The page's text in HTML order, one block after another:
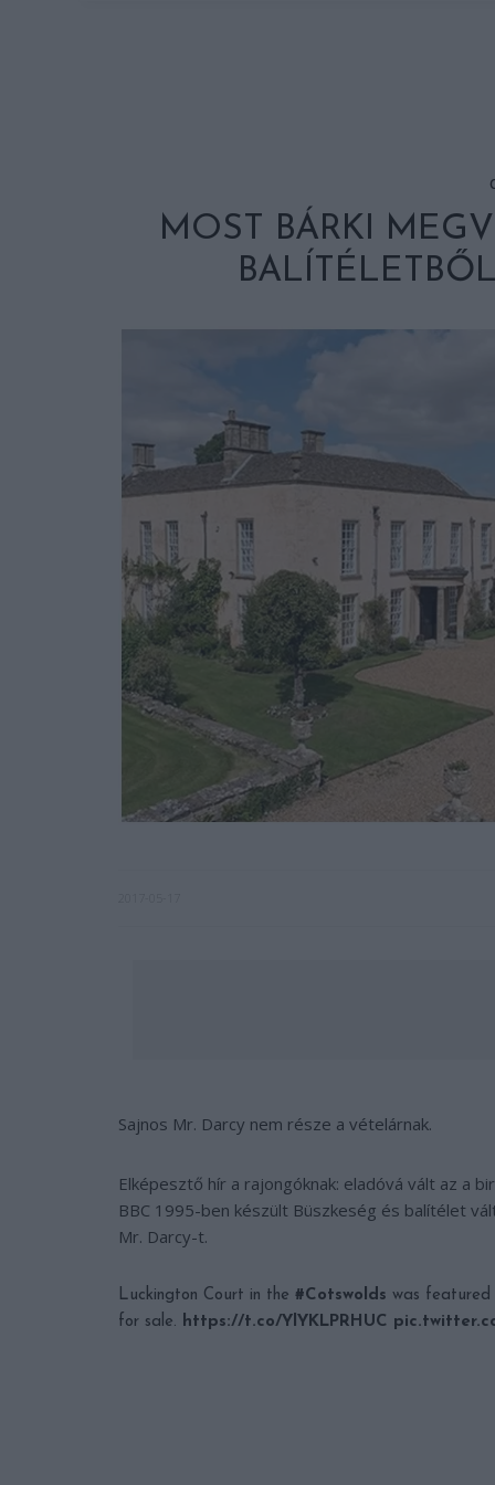
MOST BÁRKI
Sajnos Mr. Darcy nem része a vételárnak.
Elképesztő hír a rajongóknak: eladóvá vált az a
BBC 1995-ben készült Büszkeség és balítélet
Mr. Darcy-t.
Luckington Court in the #Cotswolds was featured
for sale. https://t.co/YlYKLPRHUC